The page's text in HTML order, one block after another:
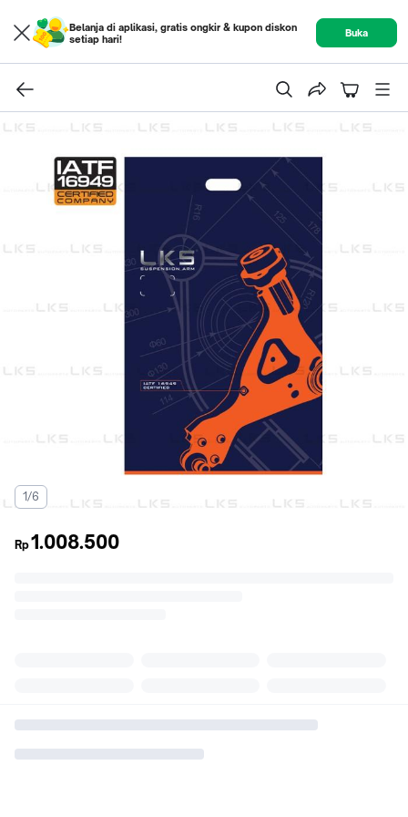
Belanja di aplikasi, gratis ongkir & kupon diskon
setiap hari!
Buka
1/6
Rp1.008.500